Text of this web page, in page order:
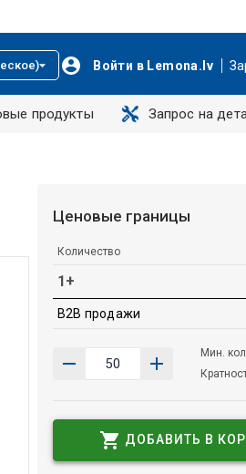
Войти в Lemona.lv
продукты Запрос на
Ценовые границы
Количество
1+
B2B продажи
Мин.
ДОБАВИТЬ В